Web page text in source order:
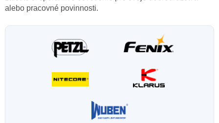
alebo pracovné povinnosti.